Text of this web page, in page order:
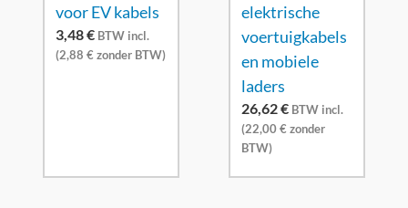
voor EV kabels
3,48€ BTW incl.
(2,88 € zonder BTW)
elektrische
voertuigkabels
en mobiele
laders
26,62€ BTW incl.
(22,00€ zonder
BTW)